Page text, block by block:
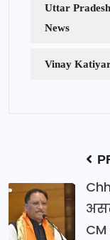
Uttar Pradesh
News
Vinay